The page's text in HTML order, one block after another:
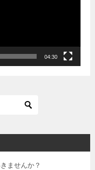
04:30
ませんか？